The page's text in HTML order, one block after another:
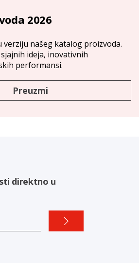
2026
verziju našeg katalog proizvoda.
ideja, inovativnih
performansi.
Preuzmi
direktno u